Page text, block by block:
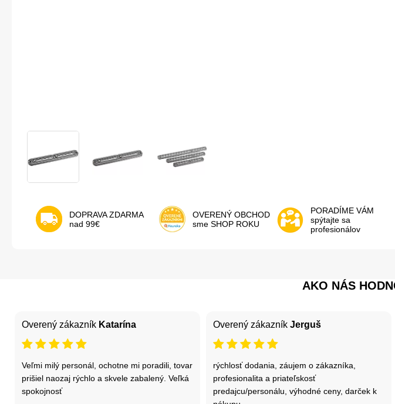
DOPRAVA ZDARMA
nad 99€
OVERENÝ OBCHOD
sme SHOP ROKU
PORADÍME VÁM
spýtajte sa
profesionálov
AKO NÁS
Overený zákazník Katarína
Veľmi milý personál, ochotne mi poradili, tovar
prišiel naozaj rýchlo a skvele zabalený. Veľká
spokojnosť
Overený zákazník Jerguš
rýchlosť dodania, záujem o zákazníka,
profesionalita a priateľskosť
predajcu/personálu, výhodné ceny, darček k